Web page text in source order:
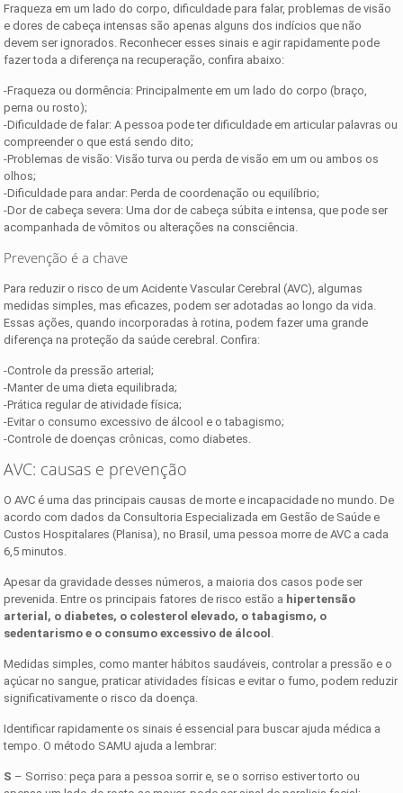
Fraqueza em um lado do corpo, dificuldade para falar, problemas de visão
e dores de cabeça intensas são apenas alguns dos indícios que não
devem ser ignorados. Reconhecer esses sinais e agir rapidamente pode
fazer toda a diferença na recuperação, confira abaixo:
-Fraqueza ou dormência: Principalmente em um lado do corpo (braço,
perna ou rosto);
-Dificuldade de falar: A pessoa pode ter dificuldade em articular palavras ou
compreender o que está sendo dito;
-Problemas de visão: Visão turva ou perda de visão em um ou ambos os
olhos;
-Dificuldade para andar: Perda de coordenação ou equilíbrio;
-Dor de cabeça severa: Uma dor de cabeça súbita e intensa, que pode ser
acompanhada de vômitos ou alterações na consciência.
Prevenção é a chave
Para reduzir o risco de um Acidente Vascular Cerebral (AVC), algumas
medidas simples, mas eficazes, podem ser adotadas ao longo da vida.
Essas ações, quando incorporadas à rotina, podem fazer uma grande
diferença na proteção da saúde cerebral. Confira:
-Controle da pressão arterial;
-Manter de uma dieta equilibrada;
-Prática regular de atividade física;
-Evitar o consumo excessivo de álcool e o tabagismo;
-Controle de doenças crônicas, como diabetes.
AVC: causas e prevenção
O AVC é uma das principais causas de morte e incapacidade no mundo. De
acordo com dados da Consultoria Especializada em Gestão de Saúde e
Custos Hospitalares (Planisa), no Brasil, uma pessoa morre de AVC a cada
6,5 minutos.
Apesar da gravidade desses números, a maioria dos casos pode ser
prevenida. Entre os principais fatores de risco estão a hipertensão
arterial, o diabetes, o colesterol elevado, o tabagismo, o
sedentarismo e o consumo excessivo de álcool
Medidas simples, como manter hábitos saudáveis, controlar a pressão e o
açúcar no sangue, praticar atividades físicas e evitar o fumo, podem reduzir
significativamente o risco da doença.
Identificar rapidamente os sinais é essencial para buscar ajuda médica a
tempo. O método SAMU ajuda a lembrar:
S – Sorriso: peça para a pessoa sorrir e, se o sorriso estiver torto ou